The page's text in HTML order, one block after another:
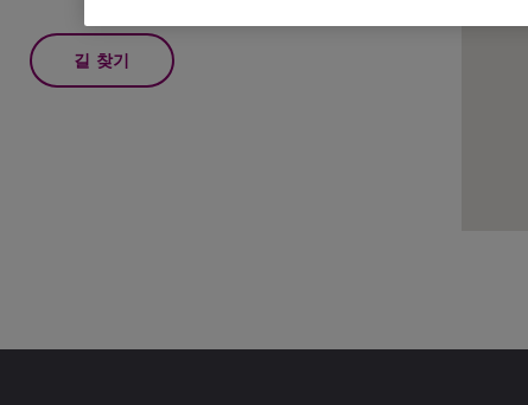
길 찾기